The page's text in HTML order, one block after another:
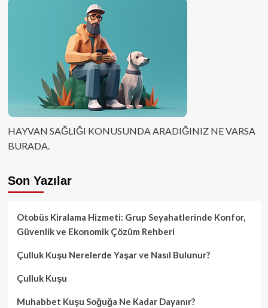
HAYVAN SAĞLIĞI KONUSUNDA ARADIĞINIZ NE VARSA
BURADA.
Son Yazılar
Otobüs Kiralama Hizmeti: Grup Seyahatlerinde Konfor,
Güvenlik ve Ekonomik Çözüm Rehberi
Çulluk Kuşu Nerelerde Yaşar ve Nasıl Bulunur?
Çulluk Kuşu
Muhabbet Kuşu Soğuğa Ne Kadar Dayanır?